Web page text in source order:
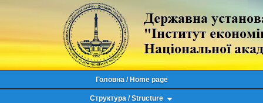
Головна / Home page
Структура / Structure